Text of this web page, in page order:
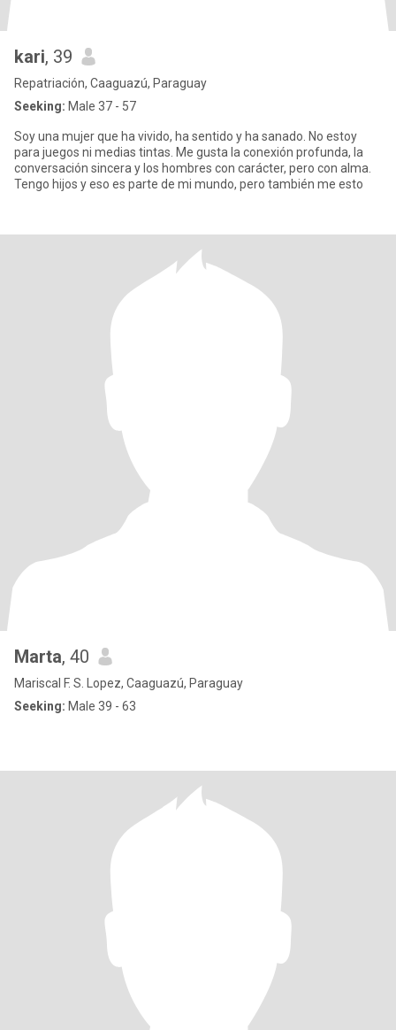
kari, 39
Repatriación, Caaguazú, Paraguay
Seeking: Male 37 - 57
Soy una mujer que ha vivido, ha sentido y ha sanado. No estoy
para juegos ni medias tintas. Me gusta la conexión profunda, la
conversación sincera y los hombres con carácter, pero con alma.
Tengo hijos y eso es parte de mi mundo, pero también me esto
Marta, 40
Mariscal F. S. Lopez, Caaguazú, Paraguay
Seeking: Male 39 - 63